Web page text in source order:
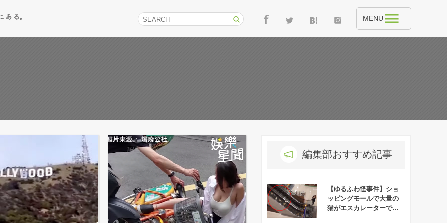
MENU
編集部おすすめ記事
【ゆるふわ怪事件】ショ
ッピングモールで大量の
猫がエスカレーターで降